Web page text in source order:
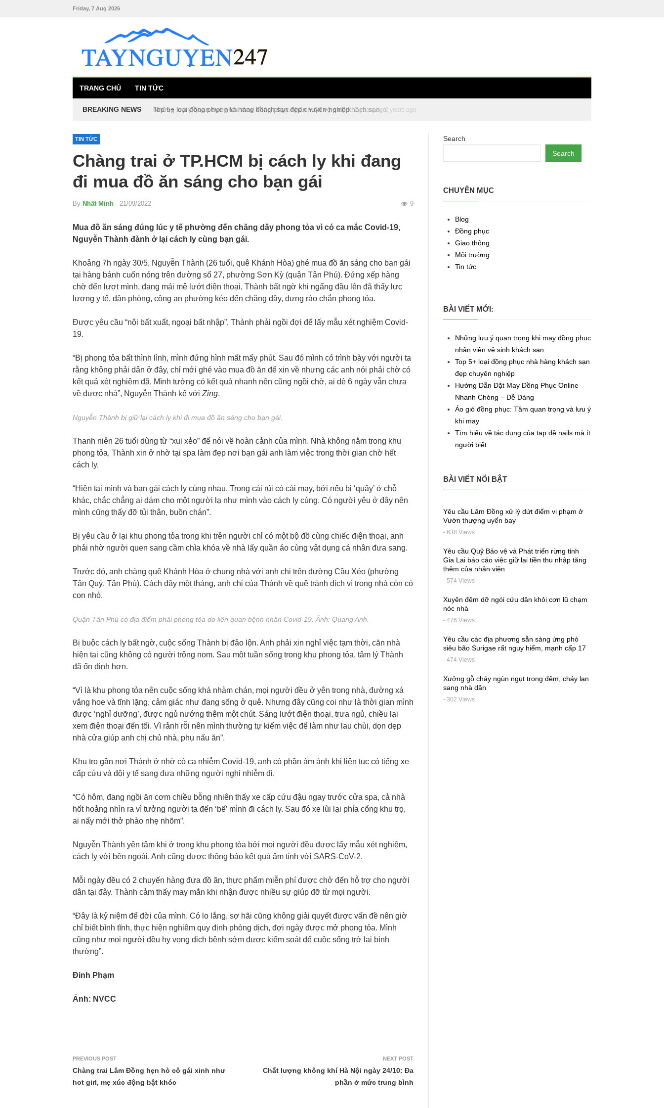
Friday, 7 Aug 2026
TRANG CHỦ TIN TỨC
BREAKING NEWS Top 5+ loại đồng phục nhà hàng khách sạn đẹp chuyên nghiệp 2 years ago
TIN TỨC
Chàng trai ở TP.HCM bị cách ly khi đang
đi mua đồ ăn sáng cho bạn gái
By Nhất Minh - 21/09/2022 9
Mua đồ ăn sáng đúng lúc y tế phường đến chăng dây phong tỏa vì có ca mắc Covid-19,
Nguyễn Thành đành ở lại cách ly cùng bạn gái.
Khoảng 7h ngày 30/5, Nguyễn Thành (26 tuổi, quê Khánh Hòa) ghé mua đồ ăn sáng cho bạn gái
tại hàng bánh cuốn nóng trên đường số 27, phường Sơn Kỳ (quận Tân Phú). Đứng xếp hàng
chờ đến lượt mình, đang mải mê lướt điện thoại, Thành bất ngờ khi ngẩng đầu lên đã thấy lực
lượng y tế, dân phòng, công an phường kéo đến chăng dây, dựng rào chắn phong tỏa.
Được yêu cầu “nội bất xuất, ngoại bất nhập”, Thành phải ngồi đợi để lấy mẫu xét nghiệm Covid-
19.
“Bị phong tỏa bất thình lình, mình đứng hình mất mấy phút. Sau đó mình có trình bày với người ta
rằng không phải dân ở đây, chỉ mới ghé vào mua đồ ăn để xin về nhưng các anh nói phải chờ có
kết quả xét nghiệm đã. Mình tưởng có kết quả nhanh nên cũng ngồi chờ, ai dè 6 ngày vẫn chưa
về được nhà”, Nguyễn Thành kể với Zing.
Nguyễn Thành bị giữ lại cách ly khi đi mua đồ ăn sáng cho bạn gái.
Thanh niên 26 tuổi dùng từ “xui xẻo” để nói về hoàn cảnh của mình. Nhà không nằm trong khu
phong tỏa, Thành xin ở nhờ tại spa làm đẹp nơi bạn gái anh làm việc trong thời gian chờ hết
cách ly.
“Hiện tại mình và bạn gái cách ly cùng nhau. Trong cái rủi có cái may, bởi nếu bị ‘quây’ ở chỗ
khác, chắc chẳng ai dám cho một người lạ như mình vào cách ly cùng. Có người yêu ở đây nên
mình cũng thấy đỡ tủi thân, buồn chán”.
Bị yêu cầu ở lại khu phong tỏa trong khi trên người chỉ có một bộ đồ cùng chiếc điện thoại, anh
phải nhờ người quen sang cầm chìa khóa về nhà lấy quần áo cùng vật dụng cá nhân đưa sang.
Trước đó, anh chàng quê Khánh Hòa ở chung nhà với anh chị trên đường Cầu Xéo (phường
Tân Quý, Tân Phú). Cách đây một tháng, anh chị của Thành về quê tránh dịch vì trong nhà còn có
con nhỏ.
Quận Tân Phú có địa điểm phải phong tỏa do liên quan bệnh nhân Covid-19. Ảnh: Quang Anh.
Bị buộc cách ly bất ngờ, cuộc sống Thành bị đảo lộn. Anh phải xin nghỉ việc tạm thời, căn nhà
hiện tại cũng không có người trông nom. Sau một tuần sống trong khu phong tỏa, tâm lý Thành
đã ổn định hơn.
“Vì là khu phong tỏa nên cuộc sống khá nhàm chán, mọi người đều ở yên trong nhà, đường xá
vắng hoe và tĩnh lặng, cảm giác như đang sống ở quê. Nhưng đây cũng coi như là thời gian mình
được ‘nghỉ dưỡng’, được ngủ nướng thêm một chút. Sáng lướt điện thoại, trưa ngủ, chiều lại
xem điện thoại đến tối. Vì rảnh rỗi nên mình thường tự kiếm việc để làm như lau chùi, dọn dẹp
nhà cửa giúp anh chị chủ nhà, phụ nấu ăn”.
Khu trọ gần nơi Thành ở nhờ có ca nhiễm Covid-19, anh có phần ám ảnh khi liên tục có tiếng xe
cấp cứu và đội y tế sang đưa những người nghi nhiễm đi.
“Có hôm, đang ngồi ăn cơm chiều bỗng nhiên thấy xe cấp cứu đậu ngay trước cửa spa, cả nhà
hốt hoảng nhìn ra vì tưởng người ta đến ‘bế’ mình đi cách ly. Sau đó xe lùi lại phía cổng khu trọ,
ai nấy mới thở phào nhẹ nhõm”.
Nguyễn Thành yên tâm khi ở trong khu phong tỏa bởi mọi người đều được lấy mẫu xét nghiệm,
cách ly với bên ngoài. Anh cũng được thông báo kết quả âm tính với SARS-CoV-2.
Mỗi ngày đều có 2 chuyến hàng đưa đồ ăn, thực phẩm miễn phí được chở đến hỗ trợ cho người
dân tại đây. Thành cảm thấy may mắn khi nhận được nhiều sự giúp đỡ từ mọi người.
“Đây là kỷ niệm để đời của mình. Có lo lắng, sợ hãi cũng không giải quyết được vấn đề nên giờ
chỉ biết bình tĩnh, thực hiện nghiêm quy định phòng dịch, đợi ngày được mở phong tỏa. Mình
cũng như mọi người đều hy vọng dịch bệnh sớm được kiểm soát để cuộc sống trở lại bình
thường”.
Đinh Phạm
Ảnh: NVCC
PREVIOUS POST
Chàng trai Lâm Đồng hẹn hò cô gái xinh như
hot girl, mẹ xúc động bật khóc
NEXT POST
Chất lượng không khí Hà Nội ngày 24/10: Đa
phần ở mức trung bình
Search
Search
CHUYÊN MỤC
Blog
Đồng phục
Giao thông
Môi trường
Tin tức
BÀI VIẾT MỚI:
Những lưu ý quan trọng khi may đồng phục
nhân viên vệ sinh khách sạn
Top 5+ loại đồng phục nhà hàng khách sạn
đẹp chuyên nghiệp
Hướng Dẫn Đặt May Đồng Phục Online
Nhanh Chóng – Dễ Dàng
Áo gió đồng phục: Tầm quan trọng và lưu ý
khi may
Tìm hiểu về tác dụng của tạp dề nails mà ít
người biết
BÀI VIẾT NỔI BẬT
Yêu cầu Lâm Đồng xử lý dứt điểm vi phạm ở
Vườn thượng uyển bay
- 638 Views
Yêu cầu Quỹ Bảo vệ và Phát triển rừng tỉnh
Gia Lai báo cáo việc giữ lại tiền thu nhập tăng
thêm của nhân viên
- 574 Views
Xuyên đêm dỡ ngói cứu dân khỏi cơn lũ chạm
nóc nhà
- 476 Views
Yêu cầu các địa phương sẵn sàng ứng phó
siêu bão Surigae rất nguy hiểm, mạnh cấp 17
- 474 Views
Xưởng gỗ cháy ngùn ngụt trong đêm, cháy lan
sang nhà dân
- 302 Views